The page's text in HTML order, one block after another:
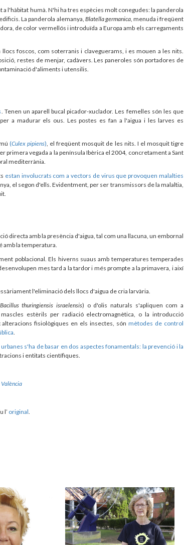
l'hàbitat humà. N'hi ha tres espècies molt conegudes: la panderola
La panderola alemanya, Blatella germanica, menuda i freqüent
de color vermellós i introduïda a Europa amb els carregaments
llocs foscos, com soterranis i claveguerams, i es mouen a les nits.
restes de menjar, cadàvers. Les paneroles són portadores de
d'aliments i utensilis.
. Tenen un aparell bucal picador-xuclador. Les femelles són les que
a madurar els ous. Les postes es fan a l'aigua i les larves es
(Culex pipiens) , el freqüent mosquit de les nits. I el mosquit tigre
primera vegada a la península Ibèrica el 2004, concretament a Sant
mediterrània.
estan involucrats com a vectors de virus que provoquen malalties
el segon d'ells. Evidentment, per ser transmissors de la malaltia,
directa amb la presència d'aigua, tal com una llacuna, un embornal
amb la temperatura.
poblacional. Els hiverns suaus amb temperatures temperades
mes tard a la tardor i més prompte a la primavera, i així
l'eliminació dels llocs d'aigua de cria larvària.
Bacillus thuringiensis israelensis) o d'olis naturals s'apliquen com a
estèrils per radiació electromagnètica, o la introducció
alteracions fisiològiques en els insectes, sónmètodes de control
s'ha de basar en dos aspectes fonamentals: la prevenció i la
i entitats científiques.
l’ original